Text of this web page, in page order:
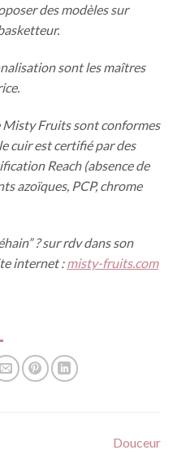
des modèles sur
sont les maîtres
Misty Fruits sont conformes
cuir est certifié par des
Reach (absence de
azoïques, PCP, chrome
? sur rdv dans son
internet :misty-fruits.com
Douceur